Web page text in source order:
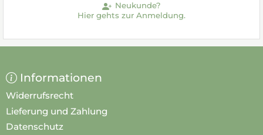
Neukunde?
Hier gehts zur Anmeldung.
Informationen
Widerrufsrecht
Lieferung und Zahlung
Datenschutz